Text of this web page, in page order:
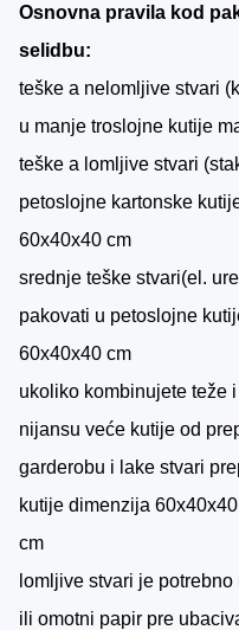
Osnovna pravila kod
selidbu:
teške a nelomljive stvari
u manje troslojne kutije
teške a lomljive stvari
petoslojne kartonske
60x40x40 cm
srednje teške stvari(el.
pakovati u petoslojne
60x40x40 cm
ukoliko kombinujete teže
nijansu veće kutije od
garderobu i lake stvari
kutije dimenzija
cm
lomljive stvari je
ili omotni papir pre